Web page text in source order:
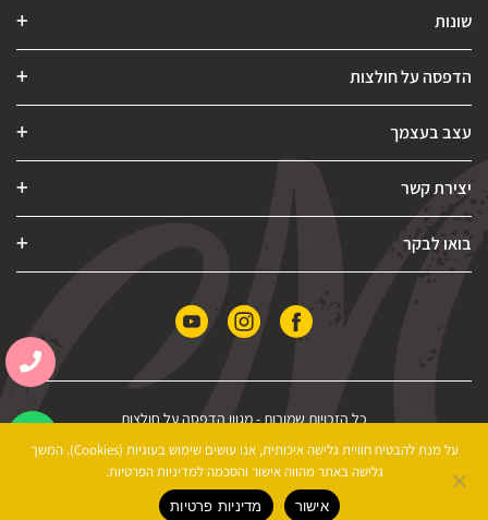
שונות
הדפסה על חולצות
עצב בעצמך
יצירת קשר
בואו לבקר
כל הזכויות שמורות -מגוון הדפסה על חולצות
הצהרת נגישות|מדיניות פרטיות|תקנון האתר
על מנת להבטיח חוויית גלישה איכותית, אנו עושים שימוש בעוגיות (Cookies). המשך
גלישה באתר מהווה אישור והסכמה למדיניות הפרטיות.
אישור מדיניות פרטיות